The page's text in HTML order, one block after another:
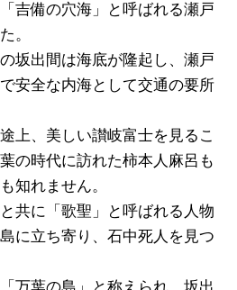
吉備の穴海」と呼ばれる瀬戸
。
坂出間は海底が隆起し、瀬戸
安全な内海として交通の要所
上、美しい讃岐富士を見るこ
の時代に訪れた柿本人麻呂も
知れません。
共に「歌聖」と呼ばれる人物
に立ち寄り、石中死人を見つ